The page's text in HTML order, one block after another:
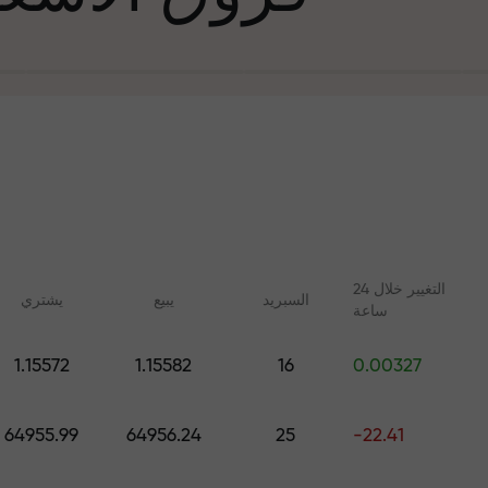
في التجارة
جائزة هديتك
يشتري يبيع السبرید
التغيير خلال 24
ساعة
1.15572 1.15582 16 0.00327
64955.99 64956.24 25 -22.41
وندوات عبر الإنترنت لجميع
الرقمية والعقود الآجلة